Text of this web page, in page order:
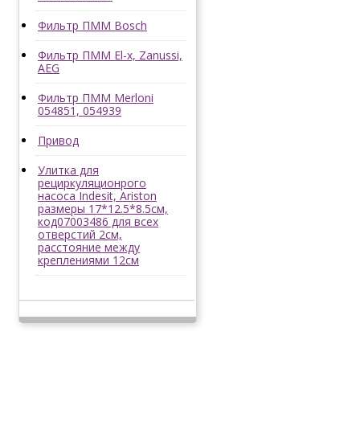
Фильтр ПММ Bosch
Фильтр ПММ El-x, Zanussi,
AEG
Фильтр ПММ Merloni
054851, 054939
Привод
Улитка для
рециркуляционрого
насоса Indesit, Ariston
размеры 17*12.5*8.5см,
код07003486 для всех
отверстий 2см,
расстояние между
креплениями 12см